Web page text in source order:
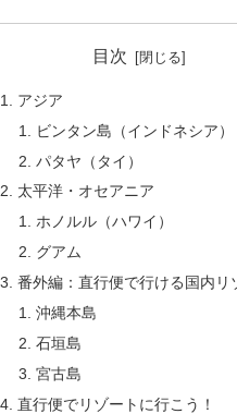
目次
アジア
ビンタン島（インドネシア）
パタヤ（タイ）
太平洋・オセアニア
ホノルル（ハワイ）
グアム
番外編：直行便で行ける国内リ
沖縄本島
石垣島
宮古島
直行便でリゾートに行こう！